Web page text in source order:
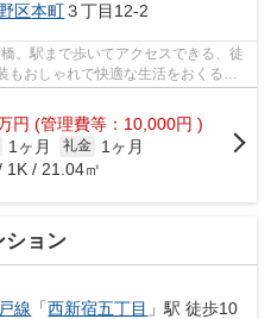
区本町３丁目12-2
。駅まで歩いてアクセスできる、徒
もおしゃれで快適な生活をおくるこ
円 (管理費等：10,000円 )
1ヶ月 礼金
1ヶ月
1K / 21.04㎡
ション
線 「西新宿五丁目 」駅 徒歩10